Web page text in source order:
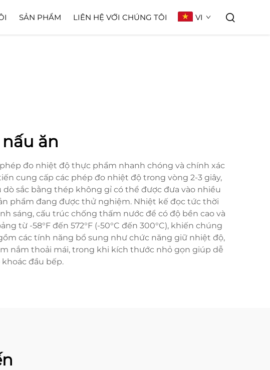
SẢN PHẨM LIÊN HỆ VỚI CHÚNG TÔI VI
ăn
đo nhiệt độ thực phẩm nhanh chóng và chính xác
cung cấp các phép đo nhiệt độ trong vòng 2-3 giây,
sắc bằng thép không gỉ có thể được đưa vào nhiều
phẩm đang được thử nghiệm. Nhiệt kế đọc tức thời
sáng, cấu trúc chống thấm nước để có độ bền cao và
từ -58°F đến 572°F (-50°C đến 300°C), khiến chúng
các tính năng bổ sung như chức năng giữ nhiệt độ,
nắm thoải mái, trong khi kích thước nhỏ gọn giúp dễ
đầu bếp.